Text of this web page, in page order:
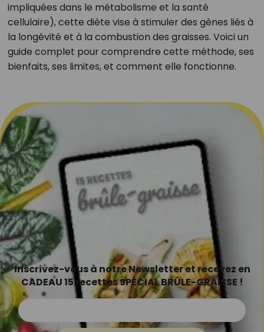
impliquées dans le métabolisme et la santé
cellulaire), cette diète vise à stimuler des gènes liés à
la longévité et à la combustion des graisses. Voici un
guide complet pour comprendre cette méthode, ses
bienfaits, ses limites, et comment elle fonctionne.
Inscrivez-vous à notre Newsletter et recevez en
CADEAU 15 recettes SPÉCIAL BRÛLE-GRAISSE !